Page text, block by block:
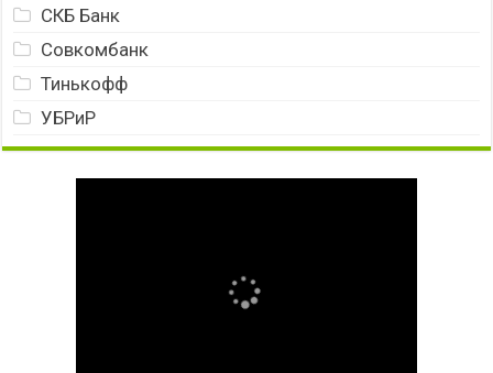
СКБ Банк
Совкомбанк
Тинькофф
УБРиР